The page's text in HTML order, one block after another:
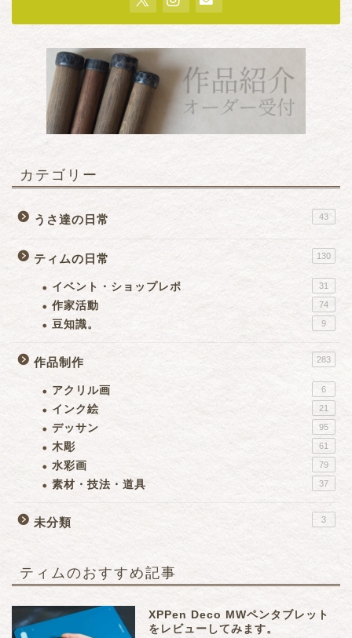
カテゴリー
うさ達の日常 43
ティムの日常 130
イベント・ショップレポ 31
作家活動 74
豆知識。 9
作品制作 283
アクリル画 6
インク絵 21
デッサン 95
木彫 61
水彩画 79
素材・技法・道具 37
未分類 3
ティムのおすすめ記事
XPPen Deco MWペンタブレット
をレビューしてみます。